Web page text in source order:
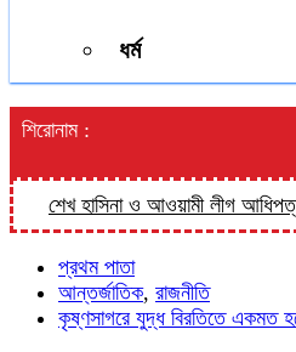
ধর্ম
শিরোনাম :
শেখ হাসিনা ও আওয়ামী লীগ
প্রথম পাতা
আন্তর্জাতিক, রাজনীতি
কৃষ্ণসাগরে যুদ্ধ বিরতিতে একমত